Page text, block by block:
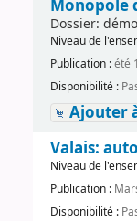
Monopole
Dossier:
Niveau de
Publication :été
Disponibilité :
Ajouter
Valais:
Niveau de
Publication :
Disponibilité :